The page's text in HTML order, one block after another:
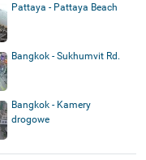
Pattaya - Pattaya Beach
Bangkok - Sukhumvit Rd.
Bangkok - Kamery
drogowe